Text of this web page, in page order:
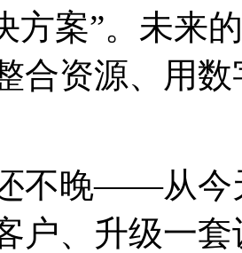
方案”。未来
合资源、用
不晚——从今
户、升级一